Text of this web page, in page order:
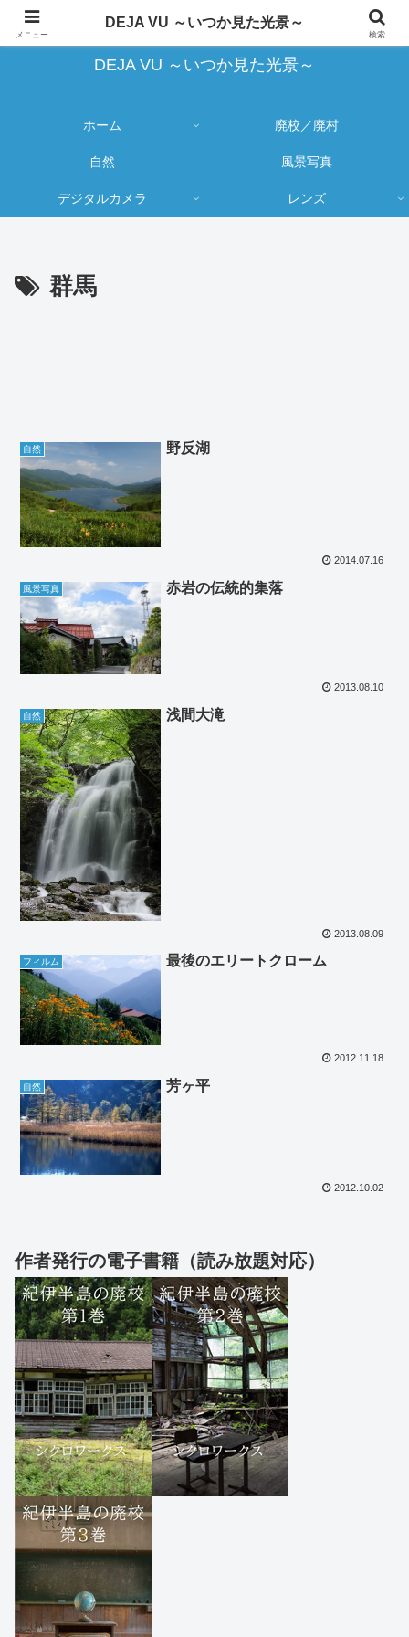
蔵出し写真の大売り出しとカメラ物欲のブログ
DEJA VU ～いつか見た光景～
ホーム 廃校／廃村
自然 風景写真
デジタルカメラ レンズ
群馬
自然 野反湖
2014.07.16
風景写真 赤岩の伝統的集落
2013.08.10
自然 浅間大滝
2013.08.09
フィルム 最後のエリートクローム
2012.11.18
自然 芳ヶ平
2012.10.02
作者発行の電子書籍（読み放題対応）
メニュー
DEJA VU ～いつか見た光景～
検索